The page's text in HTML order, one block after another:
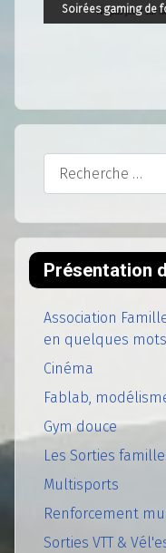
Soirées gaming de
Rechercher
Présentation
Association
en quelques mots
Cinéma
Fablab,
Gym douce
Les Sorties
Multisports
Renforcement
Sorties VTT &